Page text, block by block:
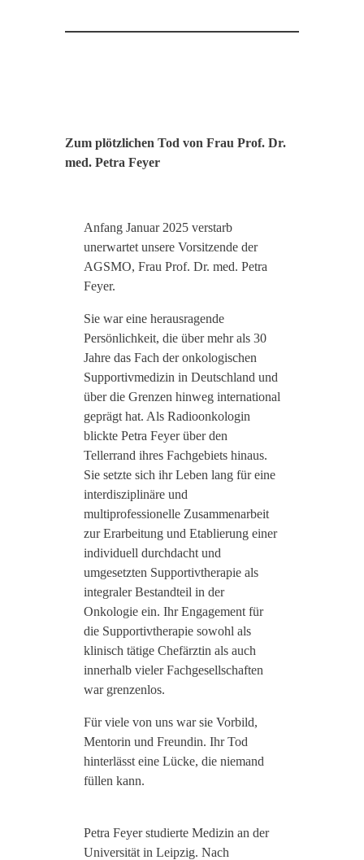
Zum plötzlichen Tod von Frau Prof. Dr.
med. Petra Feyer
Anfang Januar 2025 verstarb
unerwartet unsere Vorsitzende der
AGSMO, Frau Prof. Dr. med. Petra
Feyer.
Sie war eine herausragende
Persönlichkeit, die über mehr als 30
Jahre das Fach der onkologischen
Supportivmedizin in Deutschland und
über die Grenzen hinweg international
geprägt hat. Als Radioonkologin
blickte Petra Feyer über den
Tellerrand ihres Fachgebiets hinaus.
Sie setzte sich ihr Leben lang für eine
interdisziplinäre und
multiprofessionelle Zusammenarbeit
zur Erarbeitung und Etablierung einer
individuell durchdacht und
umgesetzten Supportivtherapie als
integraler Bestandteil in der
Onkologie ein. Ihr Engagement für
die Supportivtherapie sowohl als
klinisch tätige Chefärztin als auch
innerhalb vieler Fachgesellschaften
war grenzenlos.
Für viele von uns war sie Vorbild,
Mentorin und Freundin. Ihr Tod
hinterlässt eine Lücke, die niemand
füllen kann.
Petra Feyer studierte Medizin an der
Universität in Leipzig. Nach